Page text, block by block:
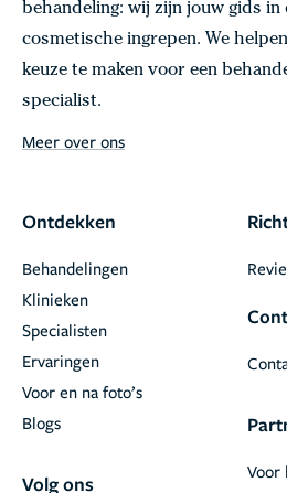
behandeling: wij zijn jouw gids in
cosmetische ingrepen. We
keuze te maken voor een
specialist.
Meer over ons
Ontdekken
Behandelingen
Klinieken
Specialisten
Ervaringen
Voor en na foto’s
Blogs
Volg ons Voor